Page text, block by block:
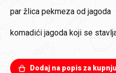
par žlica pekmeza od jagoda
komadići jagoda koji se
Dodaj na popis za kupnju